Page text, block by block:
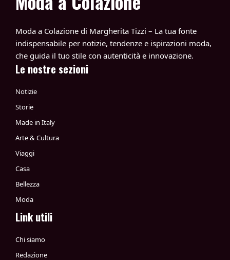
Moda a Colazione di Margherita Tizzi – La tua fonte
indispensabile per notizie, tendenze e ispirazioni moda,
che guida il tuo stile con autenticità e innovazione.
Le nostre sezioni
Notizie
Storie
Made in Italy
Arte & Cultura
Viaggi
Casa
Bellezza
Moda
Link utili
Chi siamo
Redazione